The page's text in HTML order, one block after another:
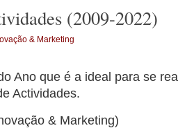
(2009-2022)
& Marketing
Ano que é a ideal para se
Actividades.
& Marketing)